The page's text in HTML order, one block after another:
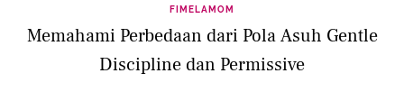
FIMELAMOM
Memahami Perbedaan dari Pola Asuh Gentle
Discipline dan Permissive